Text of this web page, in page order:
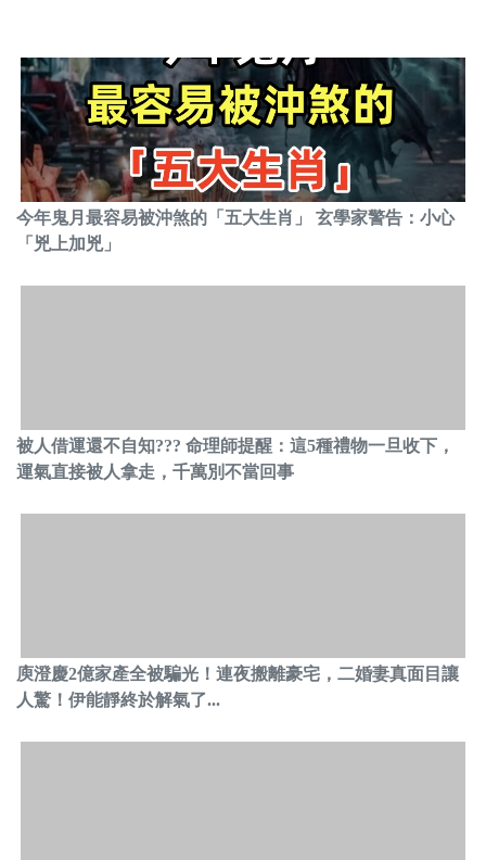
今年鬼月最容易被沖煞的「五大生肖」 玄學家警告：小心
「兇上加兇」
被人借運還不自知??? 命理師提醒：這5種禮物一旦收下，
運氣直接被人拿走，千萬別不當回事
庾澄慶2億家產全被騙光！連夜搬離豪宅，二婚妻真面目讓
人驚！伊能靜終於解氣了...